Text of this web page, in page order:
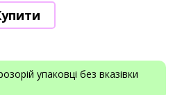
упаковці без вказівки